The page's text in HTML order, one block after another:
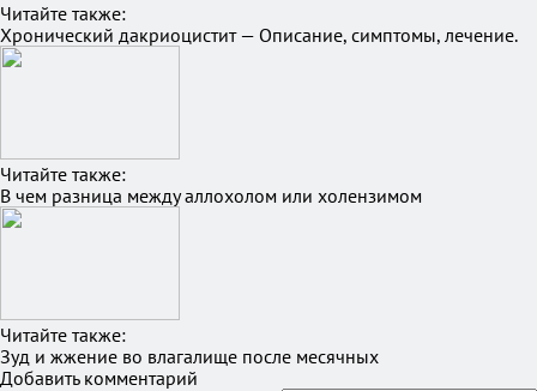
Читайте также:
Хронический дакриоцистит — Описание, симптомы, лечение.
Читайте также:
В чем разница между аллохолом или холензимом
Читайте также:
Зуд и жжение во влагалище после месячных
Добавить комментарий